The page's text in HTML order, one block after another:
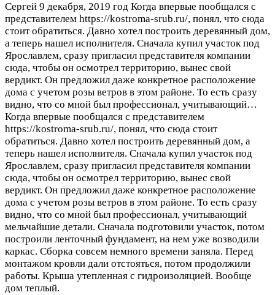
Сергей 9 декабря, 2019 год Когда впервые пообщался с
представителем https://kostroma-srub.ru/, понял, что сюда
стоит обратиться. Давно хотел построить деревянный дом,
а теперь нашел исполнителя. Сначала купил участок под
Ярославлем, сразу пригласил представителя компании
сюда, чтобы он осмотрел территорию, вынес свой
вердикт. Он предложил даже конкретное расположение
дома с учетом розы ветров в этом районе. То есть сразу
видно, что со мной был профессионал, учитывающий…
Когда впервые пообщался с представителем
https://kostroma-srub.ru/, понял, что сюда стоит
обратиться. Давно хотел построить деревянный дом, а
теперь нашел исполнителя. Сначала купил участок под
Ярославлем, сразу пригласил представителя компании
сюда, чтобы он осмотрел территорию, вынес свой
вердикт. Он предложил даже конкретное расположение
дома с учетом розы ветров в этом районе. То есть сразу
видно, что со мной был профессионал, учитывающий
мельчайшие детали. Сначала подготовили участок, потом
построили ленточный фундамент, на нем уже возводили
каркас. Сборка совсем немного времени заняла. Перед
монтажом кровли дали отстояться, потом продолжили
работы. Крыша утепленная с гидроизоляцией. Вообще
дом теплый.